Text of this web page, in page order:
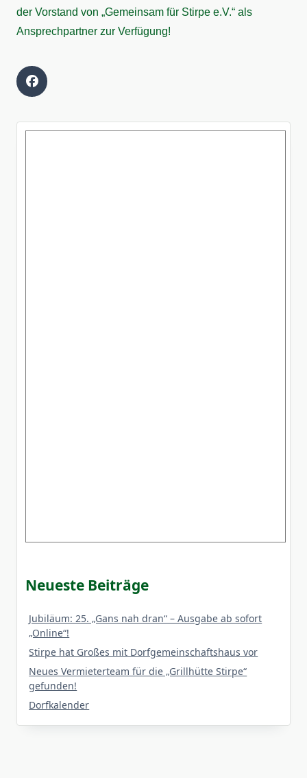
der Vorstand von „Gemeinsam für Stirpe e.V.“ als
Ansprechpartner zur Verfügung!
Neueste Beiträge
Jubiläum: 25. „Gans nah dran“ – Ausgabe ab sofort
„Online“!
Stirpe hat Großes mit Dorfgemeinschaftshaus vor
Neues Vermieterteam für die „Grillhütte Stirpe“
gefunden!
Dorfkalender